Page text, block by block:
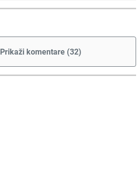
Prikaži komentare (32)